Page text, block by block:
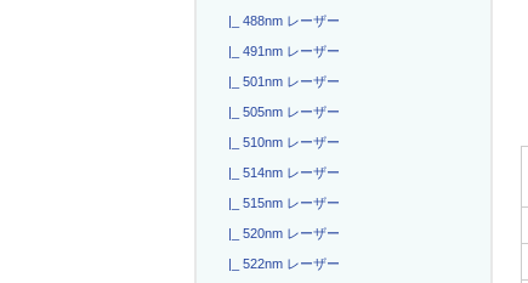
|_ 488nm レーザー
|_ 491nm レーザー
|_ 501nm レーザー
|_ 505nm レーザー
|_ 510nm レーザー
|_ 514nm レーザー
|_ 515nm レーザー
|_ 520nm レーザー
|_ 522nm レーザー